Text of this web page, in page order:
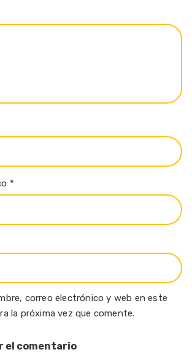
*
correo electrónico y web en este
la próxima vez que comente.